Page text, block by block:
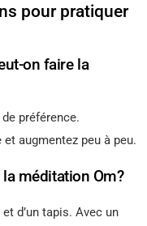
pour pratiquer
on faire la
préférence.
augmentez peu à peu.
méditation Om?
d’un tapis. Avec un